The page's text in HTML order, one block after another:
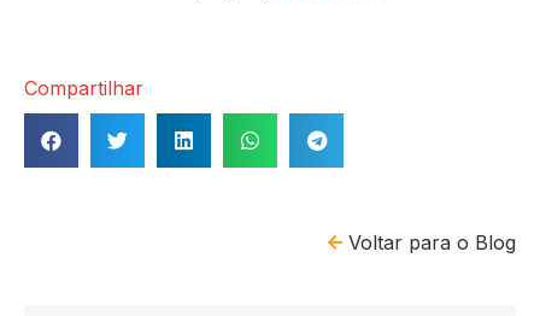
Compartilhar
Voltar para o Blog